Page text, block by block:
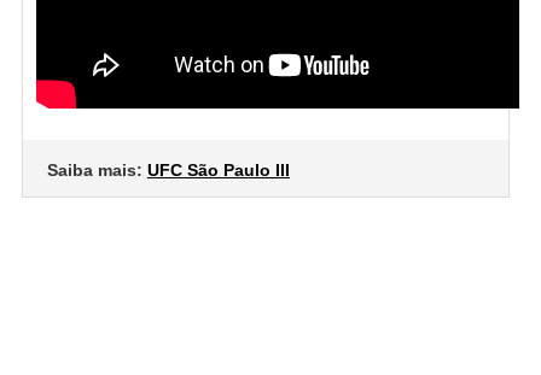
Saiba mais: UFC São Paulo III